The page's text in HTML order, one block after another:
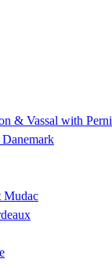
& Vassal with
Mudac